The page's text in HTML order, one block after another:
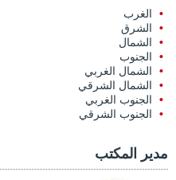
الغرب
الشرق
الشمال
الجنوب
الشمال الغربي
الشمال الشرقي
الجنوب الغربي
الجنوب الشرقي
مدير المكتب